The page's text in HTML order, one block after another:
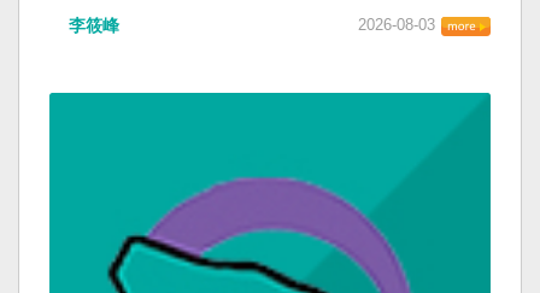
李筱峰 2026-08-03